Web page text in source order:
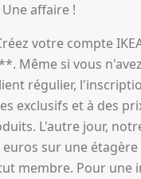
affaire !
votre compte
Même si vous
régulier,
exclusifs et à des
L'autre jour,
sur une étagère
membre. Pour une